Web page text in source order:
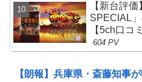
【新台評
SPECIAL
【5ch口コ
604 PV
【朗報】兵庫県・斎藤知事